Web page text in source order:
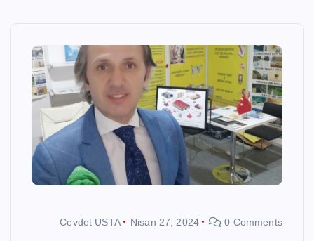
Cevdet USTA Nisan 27, 2024 0 Comments